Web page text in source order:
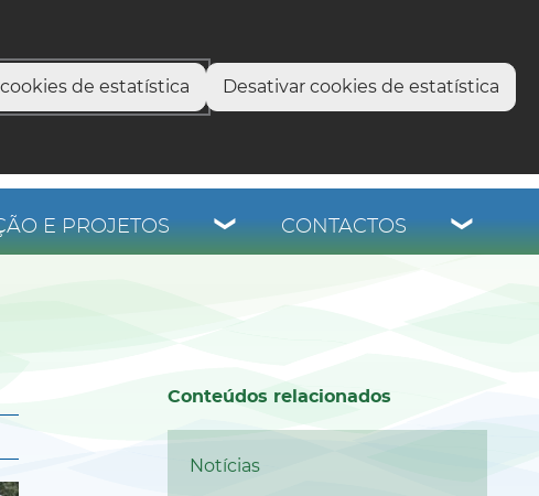
de estatística Desativar cookies de estatística
E PROJETOS CONTACTOS
Conteúdos relacionados
Notícias